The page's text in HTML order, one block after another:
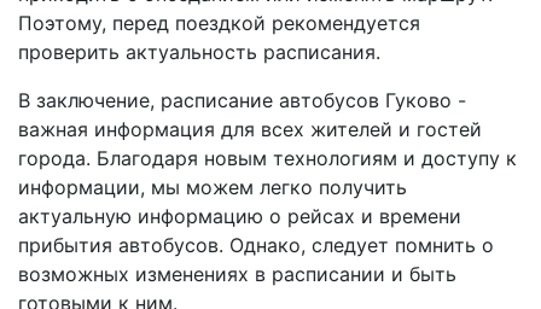
Поэтому, перед поездкой рекомендуется
проверить актуальность расписания.
В заключение, расписание автобусов Гуково -
важная информация для всех жителей и гостей
города. Благодаря новым технологиям и доступу к
информации, мы можем легко получить
актуальную информацию о рейсах и времени
прибытия автобусов. Однако, следует помнить о
возможных изменениях в расписании и быть
готовыми к ним.